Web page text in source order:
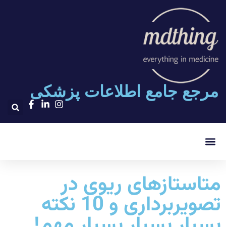
مرجع جامع اطلاعات پزشکی
متاستازهای ریوی در
تصویربرداری و 10 نکته